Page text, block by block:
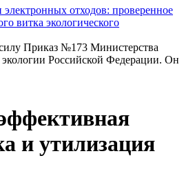
электронных отходов: проверенное
витка экологического
Приказ №173 Министерства
Российской Федерации. Он
и утилизация